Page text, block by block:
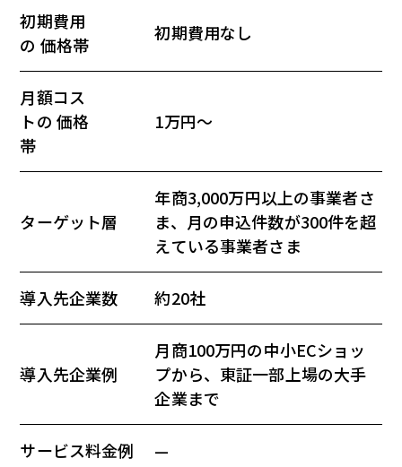
初期費用
の 価格帯
初期費用なし
月額コス
トの 価格
帯
1万円～
ターゲット層
年商3,000万円以上の事業者さ
ま、月の申込件数が300件を超
えている事業者さま
導入先企業数 約20社
導入先企業例
月商100万円の中小ECショッ
プから、東証一部上場の大手
企業まで
サービス料金例 —